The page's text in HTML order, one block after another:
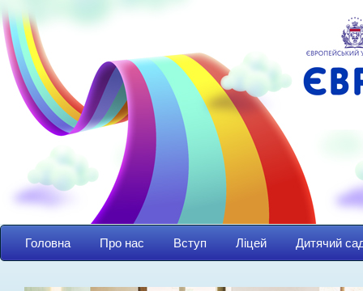
Головна Про нас Вступ Ліцей Дитячий